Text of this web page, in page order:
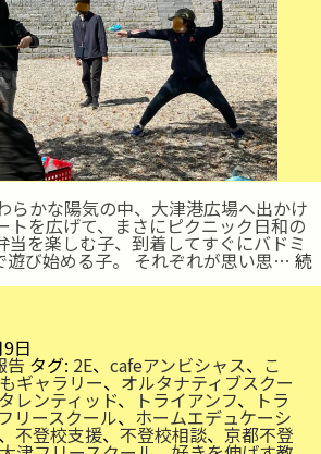
らかな陽気の中、大津港広場へ出かけ
トを広げて、まさにピクニック日和の
当を楽しむ子、到着してすぐにバドミ
遊び始める子。 それぞれが思い思… 続
日
告 タグ: 2E、 cafeアンビシャス、 こ
ギャラリー、 オルタナティブスクー
タレンティッド、 トライアンフ、 トラ
フリースクール、 ホームエデュケーシ
、 不登校支援、 不登校相談、 京都不登